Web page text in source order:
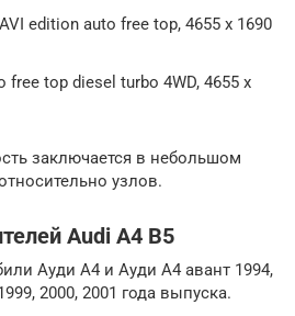
edition auto free top, 4655 x 1690
free top diesel turbo 4WD, 4655 x
заключается в небольшом
узлов.
Audi A4 B5
Ауди А4 и Ауди А4 авант 1994,
2000, 2001 года выпуска.